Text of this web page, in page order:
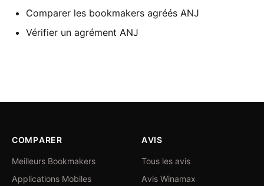
Comparer les bookmakers agréés ANJ
Vérifier un agrément ANJ
COMPARER
Meilleurs Bookmakers
Applications Mobiles
AVIS
Tous les avis
Avis Winamax